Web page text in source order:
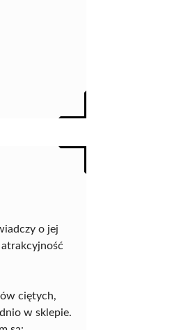
o jej
ciętych,
w sklepie.